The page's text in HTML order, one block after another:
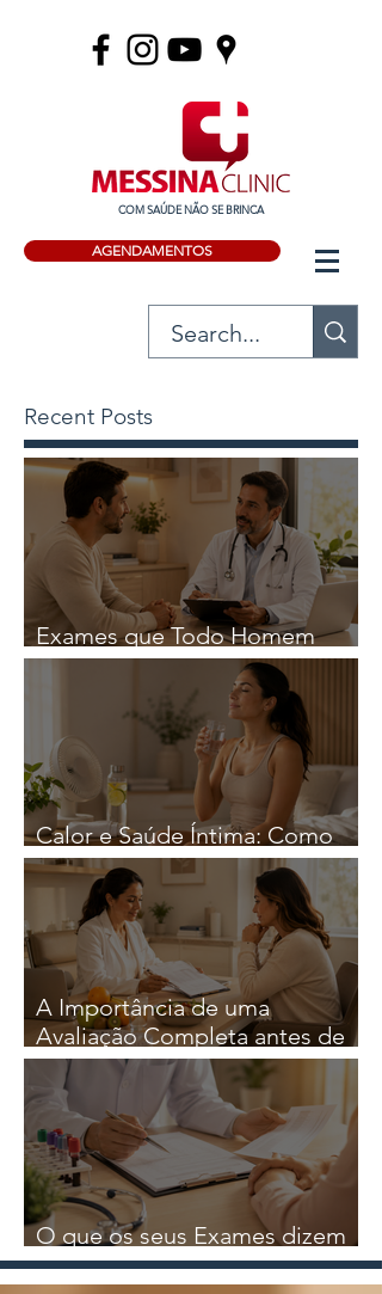
COM SAÚDE NÃO SE BRINCA
AGENDAMENTOS
Recent Posts
Exames que Todo Homem
Deveria Fazer Regularmente
Calor e Saúde Íntima: Como
Reduzir o Risco de Infeções
A Importância de uma
Avaliação Completa antes de
iniciar qualquer Estratégia
Nutricional
O que os seus Exames dizem
sobre a sua Saúde?